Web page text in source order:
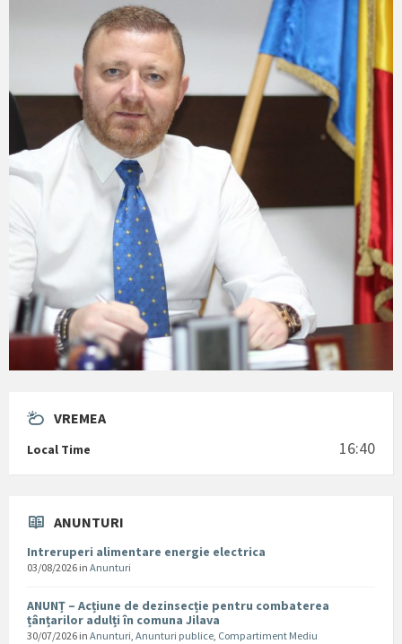
VREMEA
Local Time 16:40
ANUNTURI
Intreruperi alimentare energie electrica
03/08/2026 in Anunturi
ANUNȚ – Acțiune de dezinsecție pentru combaterea
țânțarilor adulți în comuna Jilava
30/07/2026 in Anunturi, Anunturi publice, Compartiment Mediu